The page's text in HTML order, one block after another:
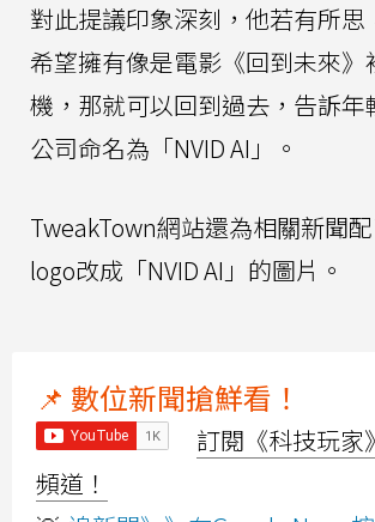
對此提議印象深刻，他若有所思
希望擁有像是電影《回到未來》
機，那就可以回到過去，告訴年
公司命名為「NVID AI」。
TweakTown網站還為相關新聞
logo改成「NVID AI」的圖片。
📌 數位新聞搶鮮看！
訂閱《科技玩家
頻道！